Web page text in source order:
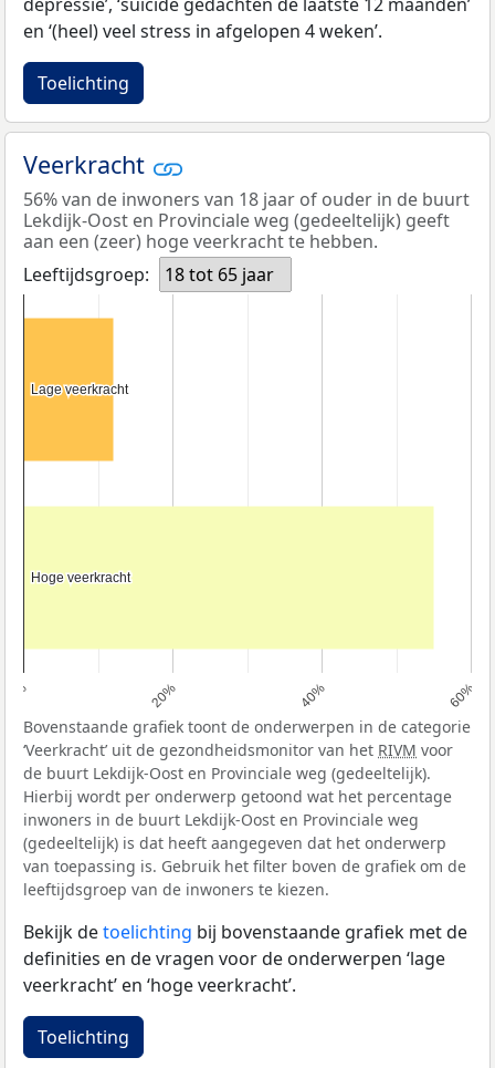
en ‘(heel) veel stress in afgelopen 4 weken’.
Toelichting
Veerkracht
56% van de inwoners van 18 jaar of ouder in de buurt
Lekdijk-Oost en Provinciale weg (gedeeltelijk) geeft
aan een (zeer) hoge veerkracht te hebben.
Leeftijdsgroep:
18 tot 65 jaar
0% 20% 40% 60%
Lage veerkracht
Lage veerkracht
Hoge veerkracht
Hoge veerkracht
Bovenstaande grafiek toont de onderwerpen in de categorie
‘Veerkracht’ uit de gezondheidsmonitor van het RIVM voor
de buurt Lekdijk-Oost en Provinciale weg (gedeeltelijk).
Hierbij wordt per onderwerp getoond wat het percentage
inwoners in de buurt Lekdijk-Oost en Provinciale weg
(gedeeltelijk) is dat heeft aangegeven dat het onderwerp
van toepassing is. Gebruik het filter boven de grafiek om de
leeftijdsgroep van de inwoners te kiezen.
Bekijk detoelichting bij bovenstaande grafiek met de
definities en de vragen voor de onderwerpen ‘lage
veerkracht’ en ‘hoge veerkracht’.
Toelichting